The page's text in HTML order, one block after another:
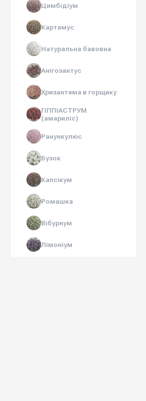
Цимбідіум
Картамус
Натуральна бавовна
Анігозантус
Хризантема в горщику
ГІППІАСТРУМ
(амариліс)
Ранункулюс
Бузок
Капсікум
Ромашка
Вібурнум
Лімоніум